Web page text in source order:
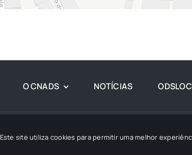
O CNADS NOTÍCIAS
© 1997 - 2026• ©
Este site utiliza cookies para permitir uma melhor